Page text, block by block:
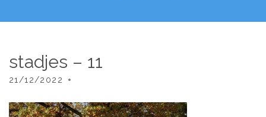
stadjes – 11
21/12/2022